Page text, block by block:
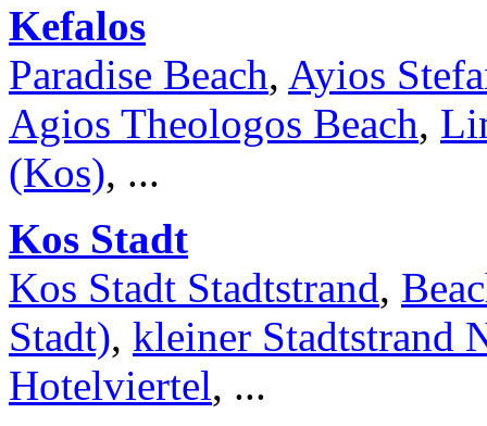
Kefalos
Paradise Beach, Ayios
Agios Theologos Beach,
(Kos), ...
Kos Stadt
Kos Stadt Stadtstrand,
Stadt), kleiner Stadtstrand
Hotelviertel, ...